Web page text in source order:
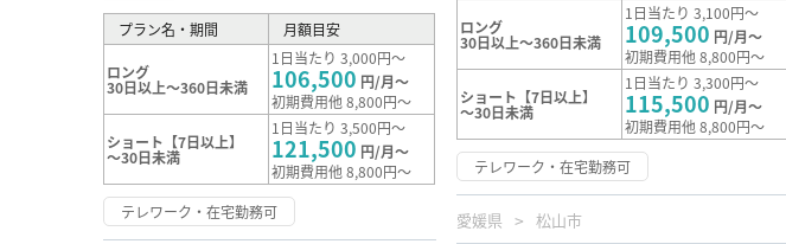
プラン名・期間 月額目安
ロング
30日以上～360日未満
1日当たり 3,000円～
106,500 円/月～
初期費用他 8,800円～
ショート【7日以上】
～30日未満
1日当たり 3,500円～
121,500 円/月～
初期費用他 8,800円～
テレワーク・在宅勤務可
ロング
30日以上～360日未満
1日当たり 3,100円～
109,500 円/月～
初期費用他 8,800円～
ショート【7日以上】
～30日未満
1日当たり 3,300円～
115,500 円/月～
初期費用他 8,800円～
テレワーク・在宅勤務可
愛媛県 松山市